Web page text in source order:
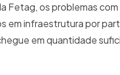
Fetag, os problemas
em infraestrutura por
em quantidade